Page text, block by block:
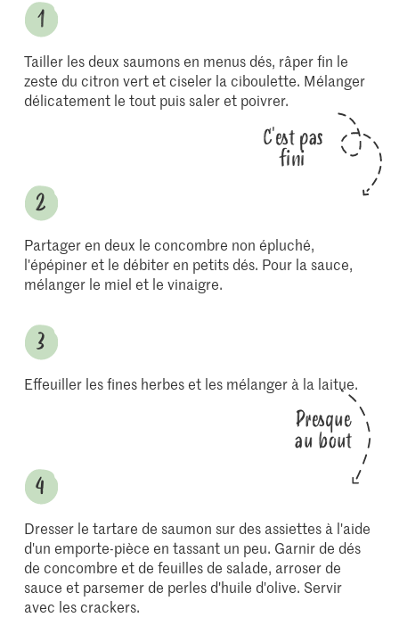
Tailler les deux saumons en menus dés, râper fin le
zeste du citron vert et ciseler la ciboulette. Mélanger
délicatement le tout puis saler et poivrer.
C'est pas
fini
Partager en deux le concombre non épluché,
l'épépiner et le débiter en petits dés. Pour la sauce,
mélanger le miel et le vinaigre.
Effeuiller les fines herbes et les mélanger à la laitue.
Presque
au bout
Dresser le tartare de saumon sur des assiettes à l'aide
d'un emporte-pièce en tassant un peu. Garnir de dés
de concombre et de feuilles de salade, arroser de
sauce et parsemer de perles d'huile d'olive. Servir
avec les crackers.